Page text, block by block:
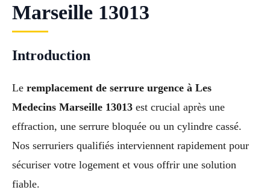
Marseille 13013
Introduction
Le remplacement de serrure urgence à Les
Medecins Marseille 13013 est crucial après une
effraction, une serrure bloquée ou un cylindre cassé.
Nos serruriers qualifiés interviennent rapidement pour
sécuriser votre logement et vous offrir une solution
fiable.